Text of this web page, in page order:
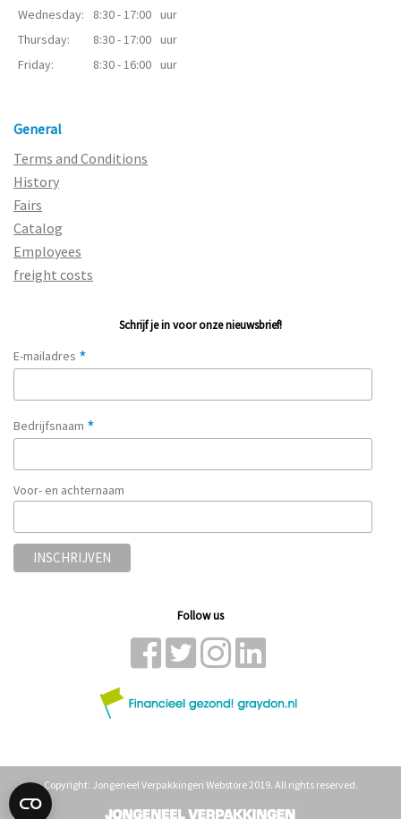
Wednesday:
8:30 - 17:00 uur
Thursday:
8:30 - 17:00 uur
Friday:
8:30 - 16:00 uur
General
Terms and Conditions
History
Fairs
Catalog
Employees
freight costs
Schrijf je in voor onze nieuwsbrief!
E-mailadres *
Bedrijfsnaam *
Voor- en achternaam
Follow us
Copyright: Jongeneel Verpakkingen Webstore 2019. All rights reserved.